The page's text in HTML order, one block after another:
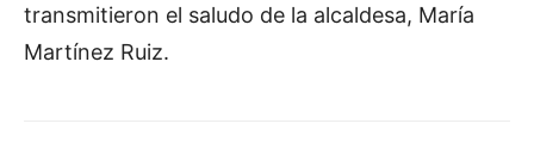
transmitieron el saludo de la alcaldesa, María
Martínez Ruiz.